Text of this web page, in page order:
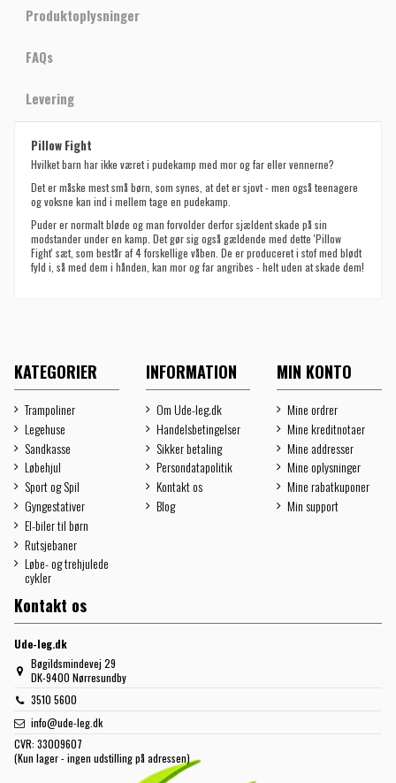
Produktoplysninger
FAQs
Levering
Pillow Fight
Hvilket barn har ikke været i pudekamp med mor og far eller vennerne?
Det er måske mest små børn, som synes, at det er sjovt - men også teenagere
og voksne kan ind i mellem tage en pudekamp.
Puder er normalt bløde og man forvolder derfor sjældent skade på sin
modstander under en kamp. Det gør sig også gældende med dette 'Pillow
Fight' sæt, som består af 4 forskellige våben. De er produceret i stof med blødt
fyld i, så med dem i hånden, kan mor og far angribes - helt uden at skade dem!
KATEGORIER
Trampoliner
Legehuse
Sandkasse
Løbehjul
Sport og Spil
Gyngestativer
El-biler til børn
Rutsjebaner
Løbe- og trehjulede
cykler
INFORMATION
Om Ude-leg.dk
Handelsbetingelser
Sikker betaling
Persondatapolitik
Kontakt os
Blog
MIN KONTO
Mine ordrer
Mine kreditnotaer
Mine addresser
Mine oplysninger
Mine rabatkuponer
Min support
Kontakt os
Ude-leg.dk
Bøgildsmindevej 29
DK-9400 Nørresundby
3510 5600
info@ude-leg.dk
CVR: 33009607
(Kun lager - ingen udstilling på adressen)